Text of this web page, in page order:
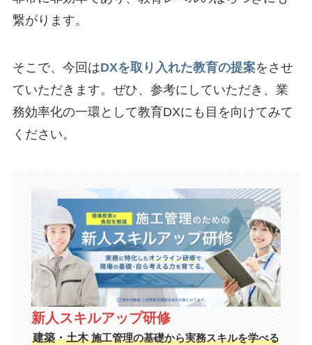
繋がります。
そこで、今回はDXを取り入れた教育の提案をさせ
ていただきます。ぜひ、参考にしていただき、業
務効率化の一環として教育DXにも目を向けてみて
ください。
新人スキルアップ研修
建築・土木 施工管理の基礎から実務スキルを学べる